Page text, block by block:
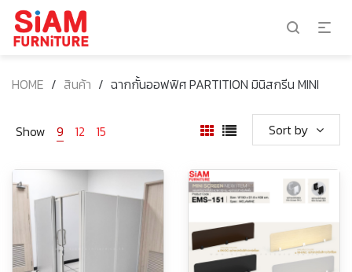
HOME / สินค้า / ฉากกั้นออฟฟิศ PARTITION มินิสกรีน MINI
Show 9 12 15 Sort by